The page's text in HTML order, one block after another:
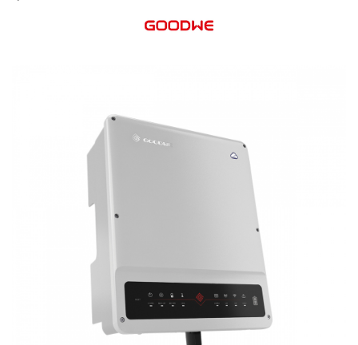
Conductori rigizi cupru
Cabluri semnalizare si control